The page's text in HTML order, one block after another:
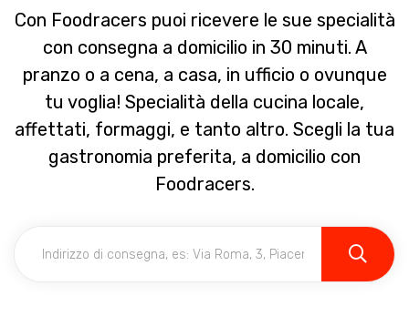
Con Foodracers puoi ricevere le sue specialità
con consegna a domicilio in 30 minuti. A
pranzo o a cena, a casa, in ufficio o ovunque
tu voglia! Specialità della cucina locale,
affettati, formaggi, e tanto altro. Scegli la tua
gastronomia preferita, a domicilio con
Foodracers.